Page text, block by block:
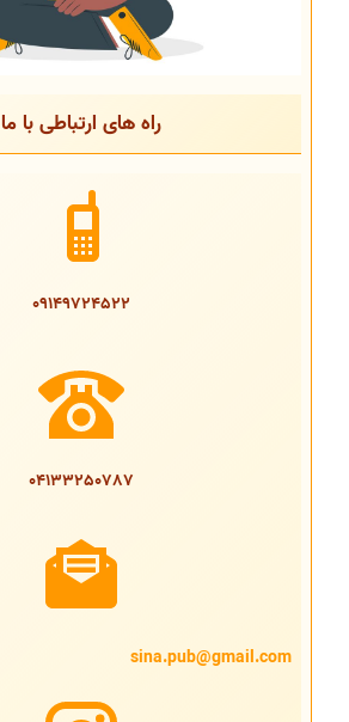
راه های ارتباطی با ما
09149724522
04133250787
sina.pub@gmail.com